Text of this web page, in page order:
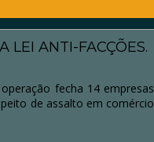
LEI ANTI-FACÇÕES.
fecha 14 empresas
de assalto em comércio